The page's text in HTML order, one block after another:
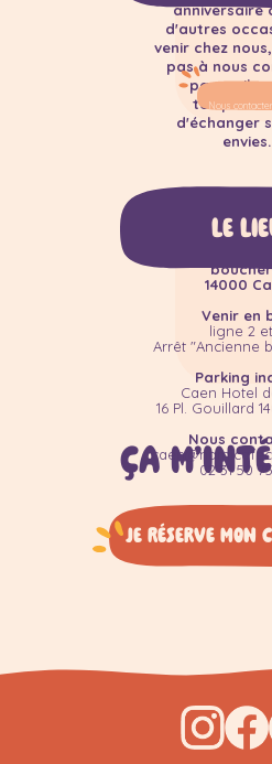
anniversaire
d'autres
venir chez
pas à nous
par mail
téléphone
d'échanger
envies.
Nous contacter
LE
Situé
14000
Venir en
ligne 2
Arrêt "Ancienne
Parking
Caen Hotel
16 Pl. Gouillard
Nous
02 31 50
ça
Je réserve mon